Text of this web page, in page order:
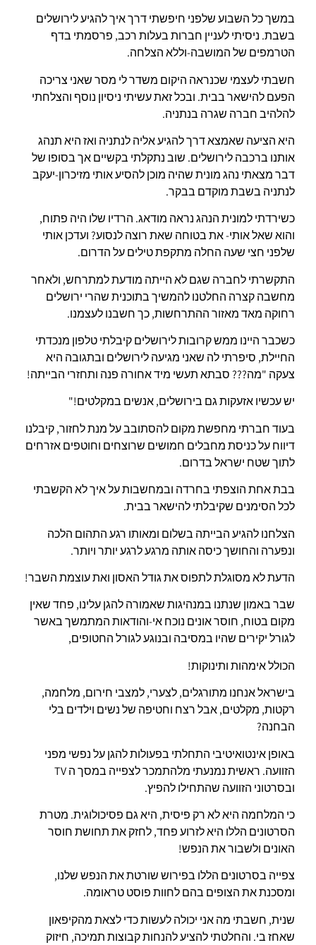
במשך כל השבוע שלפני חיפשתי דרך איך להגיע לירושלים
בשבת. ניסיתי לעניין חברות בעלות רכב, פרסמתי בדף
הטרמפים של המושבה-וללא הצלחה.
חשבתי לעצמי שכנראה היקום משדר לי מסר שאני צריכה
הפעם להישאר בבית. ובכל זאת עשיתי ניסיון נוסף והצלחתי
להלהיב חברה שגרה בנתניה.
היא הציעה שאמצא דרך להגיע אליה לנתניה ואז היא תנהג
אותנו ברכבה לירושלים. שוב נתקלתי בקשיים אך בסופו של
דבר מצאתי נהג מונית שהיה מוכן להסיע אותי מזיכרון-יעקב
לנתניה בשבת מוקדם בבקר.
כשירדתי למונית הנהג נראה מודאג. הרדיו שלו היה פתוח,
והוא שאל אותי- את בטוחה שאת רוצה לנסוע? ועדכן אותי
שלפני חצי שעה החלה מתקפת טילים על הדרום.
התקשרתי לחברה שגם לא הייתה מודעת למתרחש, ולאחר
מחשבה קצרה החלטנו להמשיך בתוכנית שהרי ירושלים
רחוקה מאד מאזור ההתרחשות, כך חשבנו לעצמנו.
כשכבר היינו ממש קרובות לירושלים קיבלתי טלפון מנכדתי
החיילת, סיפרתי לה שאני מגיעה לירושלים ובתגובה היא
צעקה "מה??? סבתא תעשי מיד אחורה פנה ותחזרי הבייתה!
יש עכשיו אזעקות גם בירושלים, אנשים במקלטים!"
בעוד חברתי מחפשת מקום להסתובב על מנת לחזור, קיבלנו
דיווח על כניסת מחבלים חמושים שרוצחים וחוטפים אזרחים
לתוך שטח ישראל בדרום.
בבת אחת הוצפתי בחרדה ובמחשבות על איך לא הקשבתי
לכל הסימנים שקיבלתי להישאר בבית.
הצלחנו להגיע הבייתה בשלום ומאותו רגע התהום הלכה
ונפערה והחושך כיסה אותה מרגע לרגע יותר ויותר.
הדעת לא מסוגלת לתפוס את גודל האסון ואת עוצמת השבר!
שבר באמון שנתנו במנהיגות שאמורה להגן עלינו, פחד שאין
מקום בטוח, חוסר אונים נוכח אי-והודאות המתמשך באשר
לגורל יקירים שהיו במסיבה ובנוגע לגורל החטופים,
הכולל אימהות ותינוקות!
בישראל אנחנו מתורגלים, לצערי, למצבי חירום, מלחמה,
רקטות, מקלטים, אבל רצח וחטיפה של נשים וילדים בלי
הבחנה?
באופן אינטואיטיבי התחלתי בפעולות להגן על נפשי מפני
הזוועה. ראשית נמנעתי מלהתמכר לצפייה במסך ה TV
ובסרטוני הזוועה שהתחילו להפיץ.
כי המלחמה היא לא רק פיסית, היא גם פסיכולוגית. מטרת
הסרטונים הללו היא לזרוע פחד, לחזק את תחושת חוסר
האונים ולשבור את הנפש!
צפייה בסרטונים הללו בפירוש שורטת את הנפש שלנו,
ומסכנת את הצופים בהם לחוות פוסט טראומה.
שנית, חשבתי מה אני יכולה לעשות כדי לצאת מהקיפאון
שאחז בי. והחלטתי להציע להנחות קבוצות תמיכה, חיזוק